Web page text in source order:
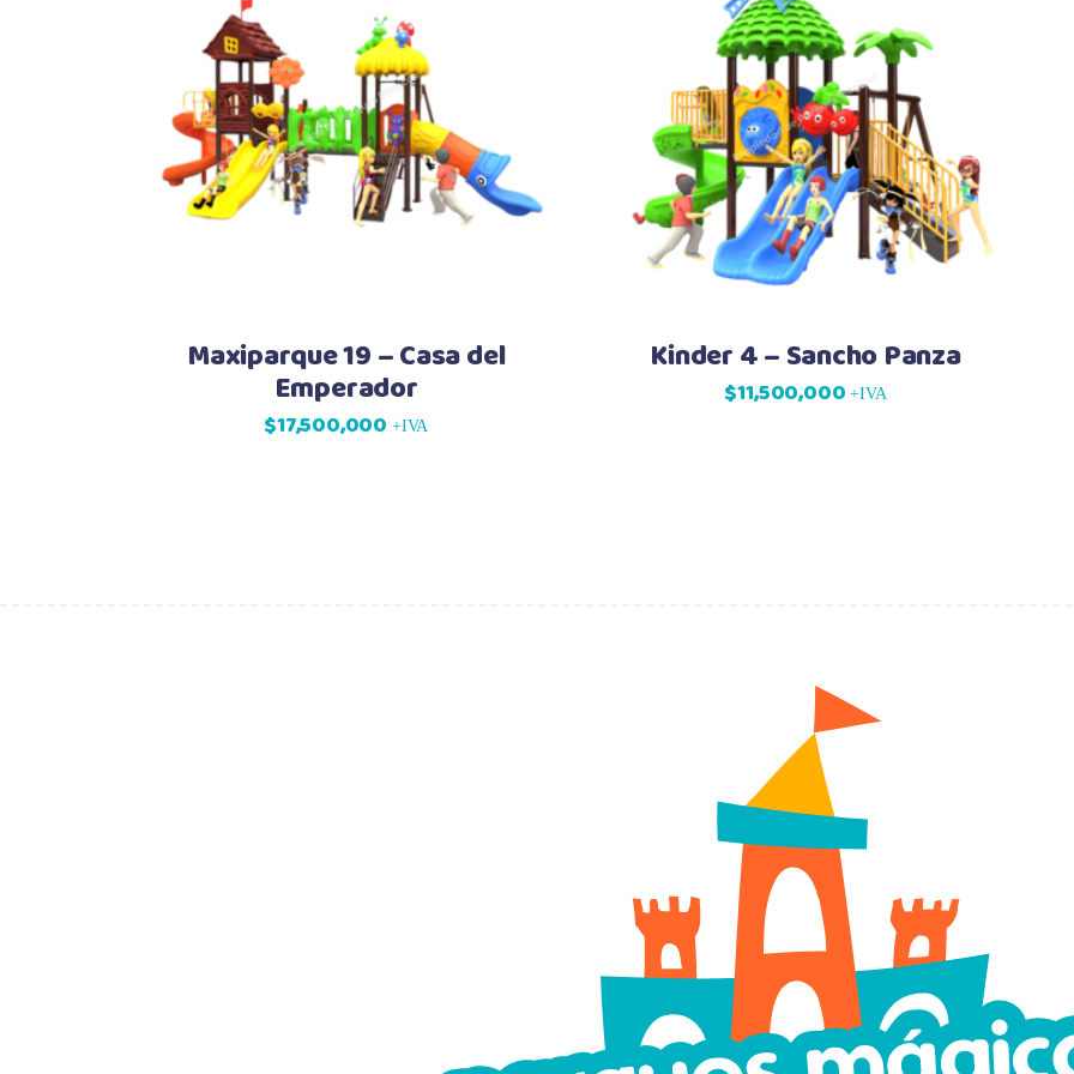
Maxiparque 19 – Casa del
Emperador
$17,500,000 +IVA
Kinder 4 – Sancho Panza
$11,500,000 +IVA